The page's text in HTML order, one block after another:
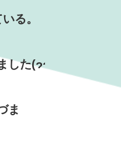
る。
した(
ま